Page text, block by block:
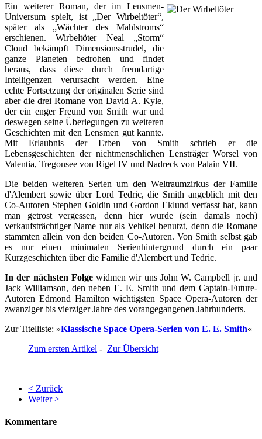
Ein weiterer Roman, der im Lensmen-
Universum spielt, ist „Der Wirbeltöter“,
später als „Wächter des Mahlstroms“
erschienen. Wirbeltöter Neal „Storm“
Cloud bekämpft Dimensionsstrudel, die
ganze Planeten bedrohen und findet
heraus, dass diese durch fremdartige
Intelligenzen verursacht werden. Eine
echte Fortsetzung der originalen Serie sind
aber die drei Romane von David A. Kyle,
der ein enger Freund von Smith war und
deswegen seine Überlegungen zu weiteren
Geschichten mit den Lensmen gut kannte.
Mit Erlaubnis der Erben von Smith schrieb er die
Lebensgeschichten der nichtmenschlichen Lensträger Worsel von
Valentia, Tregonsee von Rigel IV und Nadreck von Palain VII.
Die beiden weiteren Serien um den Weltraumzirkus der Familie
d'Alembert sowie über Lord Tedric, die Smith angeblich mit den
Co-Autoren Stephen Goldin und Gordon Eklund verfasst hat, kann
man getrost vergessen, denn hier wurde (sein damals noch)
verkaufsträchtiger Name nur als Vehikel benutzt, denn die Romane
stammten allein von den beiden Co-Autoren. Von Smith selbst gab
es nur einen minimalen Serienhintergrund durch ein paar
Kurzgeschichten über die Familie d'Alembert und Tedric.
In der nächsten Folgewidmen wir uns John W. Campbell jr. und
Jack Williamson, den neben E. E. Smith und dem Captain-Future-
Autoren Edmond Hamilton wichtigsten Space Opera-Autoren der
zwanziger bis vierziger Jahre des vorangegangenen Jahrhunderts.
Zur Titelliste: »Klassische Space Opera-Serien von E. E. Smith«
Zum ersten Artikel - Zur Übersicht
< Zurück
Weiter >
Kommentare